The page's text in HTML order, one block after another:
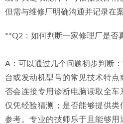
但需与维修厂明确沟通并记录在案
**Q2：如何判断一家修理厂是否
A：可以通过几个问题初步判断
台或发动机型号的常见技术特
否会连接专用诊断电脑读取全
仅凭经验猜测；是否能够提供
参考。专业的技师乐于且能够用